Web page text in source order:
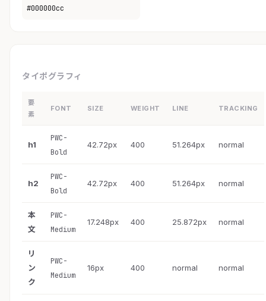
#000000cc
タイポグラフィ
要
素
FONT SIZE WEIGHT LINE TRACKING
h1
PWC-
Bold
42.72px 400 51.264px normal
h2
PWC-
Bold
42.72px 400 51.264px normal
本
文
PWC-
Medium
17.248px 400 25.872px normal
リ
ン
ク
PWC-
Medium
16px 400 normal normal